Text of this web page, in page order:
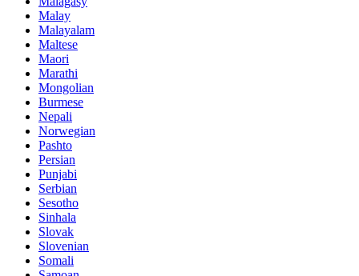
Malay
Malayalam
Maltese
Maori
Marathi
Mongolian
Burmese
Nepali
Norwegian
Pashto
Persian
Punjabi
Serbian
Sesotho
Sinhala
Slovak
Slovenian
Somali